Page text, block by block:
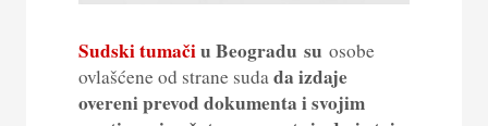
Sudski tumačiu Beogradu su osobe
ovlašćene od strane sudada izdaje
overeni prevod dokumenta i svojim